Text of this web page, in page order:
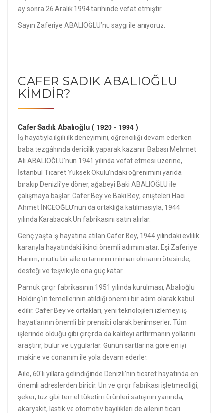
ay sonra 26 Aralık 1994 tarihinde vefat etmiştir.
Sayın Zaferiye ABALIOĞLU’nu saygı ile anıyoruz.
CAFER SADIK ABALIOĞLU
KİMDİR?
Cafer Sadık Abalıoğlu ( 1920 - 1994 )
İş hayatıyla ilgili ilk deneyimini, öğrenciliği devam ederken
baba tezgâhında dericilik yaparak kazanır. Babası Mehmet
Ali ABALIOĞLU'nun 1941 yılında vefat etmesi üzerine,
İstanbul Ticaret Yüksek Okulu'ndaki öğrenimini yarıda
bırakıp Denizli'ye döner, ağabeyi Baki ABALIOĞLU ile
çalışmaya başlar. Cafer Bey ve Baki Bey; enişteleri Hacı
Ahmet İNCEOĞLU'nun da ortaklığa katılmasıyla, 1944
yılında Karabacak Un fabrikasını satın alırlar.
Genç yaşta iş hayatına atılan Cafer Bey, 1944 yılındaki evlilik
kararıyla hayatındaki ikinci önemli adımını atar. Eşi Zaferiye
Hanım, mutlu bir aile ortamının mimarı olmanın ötesinde,
desteği ve teşvikiyle ona güç katar.
Pamuk çırçır fabrikasının 1951 yılında kurulması, Abalıoğlu
Holding'in temellerinin atıldığı önemli bir adım olarak kabul
edilir. Cafer Bey ve ortakları, yeni teknolojileri izlemeyi iş
hayatlarının önemli bir prensibi olarak benimserler. Tüm
işlerinde olduğu gibi çırçırda da kaliteyi arttırmanın yollarını
araştırır, bulur ve uygularlar. Günün şartlarına göre en iyi
makine ve donanım ile yola devam ederler.
Aile, 60'lı yıllara gelindiğinde Denizli'nin ticaret hayatında en
önemli adreslerden biridir. Un ve çırçır fabrikası işletmeciliği,
şeker, tuz gibi temel tüketim ürünleri satışının yanında,
akaryakıt, lastik ve otomotiv bayilikleri de ailenin ticari